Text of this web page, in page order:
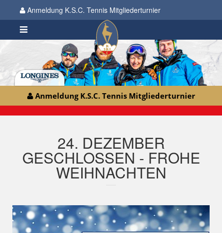
Anmeldung K.S.C. Tennis Mitgliederturnier
Anmeldung K.S.C. Tennis Mitgliederturnier
24. DEZEMBER
GESCHLOSSEN - FROHE
WEIHNACHTEN